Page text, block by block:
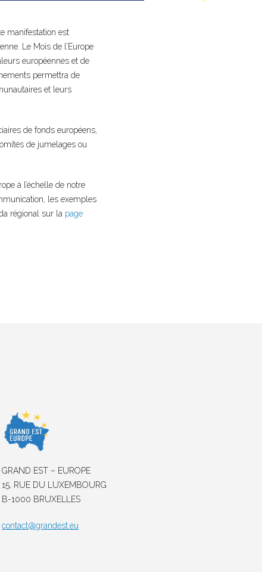
manifestation est
Le Mois de l’Europe
européennes et de
permettra de
et leurs
de fonds européens,
de jumelages ou
à l’échelle de notre
les exemples
régional sur la page
GRAND EST – EUROPE
15, RUE DU LUXEMBOURG
B-1000 BRUXELLES
contact@grandest.eu